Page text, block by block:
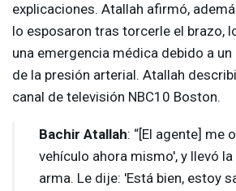
explicaciones. Atallah afirmó,
lo esposaron tras torcerle el brazo,
una emergencia médica debido a
de la presión arterial. Atallah
canal de televisión NBC10 Boston.
Bachir Atallah: “[El agente] me
vehículo ahora mismo', y llevó
arma. Le dije: 'Está bien, estoy